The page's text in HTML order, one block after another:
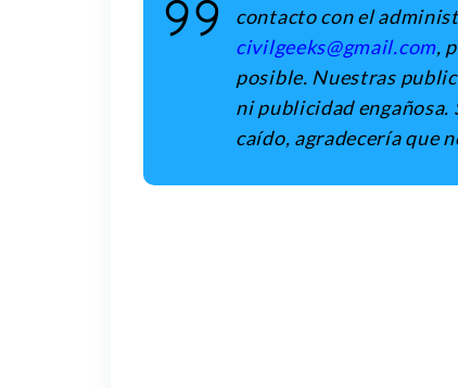
contacto con el
civilgeeks@gmail.com,
posible. Nuestras
ni publicidad engañosa.
caído, agradecería que